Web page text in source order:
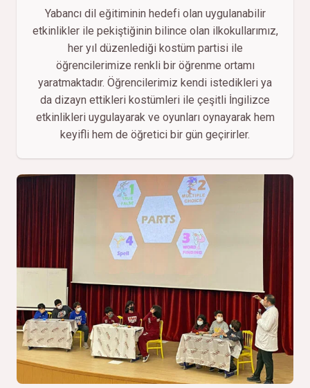
Yabancı dil eğitiminin hedefi olan uygulanabilir
etkinlikler ile pekiştiğinin bilince olan ilkokullarımız,
her yıl düzenlediği kostüm partisi ile
öğrencilerimize renkli bir öğrenme ortamı
yaratmaktadır. Öğrencilerimiz kendi istedikleri ya
da dizayn ettikleri kostümleri ile çeşitli İngilizce
etkinlikleri uygulayarak ve oyunları oynayarak hem
keyifli hem de öğretici bir gün geçirirler.